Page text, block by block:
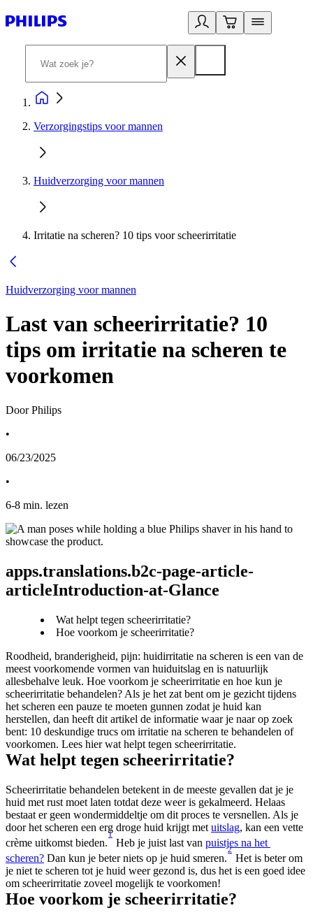
Verzorgingstips voor mannen
Huidverzorging voor mannen
Irritatie na scheren? 10 tips voor scheerirritatie
Huidverzorging voor mannen
Last van scheerirritatie? 10
tips om irritatie na scheren te
voorkomen
Door Philips
•
06/23/2025
•
6-8 min. lezen
apps.translations.b2c-page-article-
articleIntroduction-at-Glance
Wat helpt tegen scheerirritatie?
Hoe voorkom je scheerirritatie?
Roodheid, branderigheid, pijn: huidirritatie na scheren is een van de
meest voorkomende vormen van huiduitslag en is natuurlijk
allesbehalve leuk. Hoe voorkom je scheerirritatie en hoe kun je
scheerirritatie behandelen? Als je het zat bent om je gezicht tijdens
het scheren een pauze te moeten gunnen zodat je huid kan
herstellen, dan heeft dit artikel de informatie waar je naar op zoek
bent: 10 deskundige trucs om irritatie na scheren te behandelen of
voorkomen. Lees hier wat helpt tegen scheerirritatie.
Wat helpt tegen scheerirritatie?
Scheerirritatie behandelen betekent in de meeste gevallen dat je je
huid met rust moet laten totdat deze weer is gekalmeerd. Helaas
bestaat er geen wondermiddeltje om dit proces te versnellen. Als je
door het scheren een erg droge huid krijgt met uitslag, kan een vette
crème uitkomst bieden.
1
Heb je juist last van puistjes na het
scheren? Dan kun je beter niets op je huid smeren.
2
Het is beter om
je niet te scheren tot je huid weer gezond is, dus het is een goed idee
om scheerirritatie zoveel mogelijk te voorkomen!
Hoe voorkom je scheerirritatie?